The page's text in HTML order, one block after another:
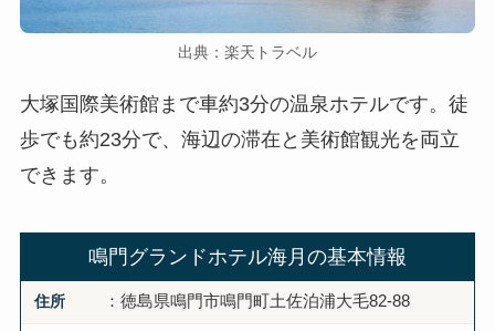
出典：楽天トラベル
大塚国際美術館まで車約3分の温泉ホテルです。徒
歩でも約23分で、海辺の滞在と美術館観光を両立
できます。
鳴門グランドホテル海月の基本情報
住所 ：徳島県鳴門市鳴門町土佐泊浦大毛82-88